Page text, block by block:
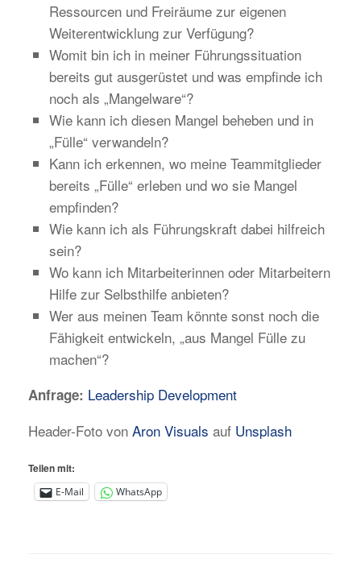
Ressourcen und Freiräume zur eigenen
Weiterentwicklung zur Verfügung?
Womit bin ich in meiner Führungssituation
bereits gut ausgerüstet und was empfinde ich
noch als „Mangelware“?
Wie kann ich diesen Mangel beheben und in
„Fülle“ verwandeln?
Kann ich erkennen, wo meine Teammitglieder
bereits „Fülle“ erleben und wo sie Mangel
empfinden?
Wie kann ich als Führungskraft dabei hilfreich
sein?
Wo kann ich Mitarbeiterinnen oder Mitarbeitern
Hilfe zur Selbsthilfe anbieten?
Wer aus meinen Team könnte sonst noch die
Fähigkeit entwickeln, „aus Mangel Fülle zu
machen“?
Anfrage: Leadership Development
Header-Foto von Aron Visuals auf Unsplash
Teilen mit:
E-Mail WhatsApp